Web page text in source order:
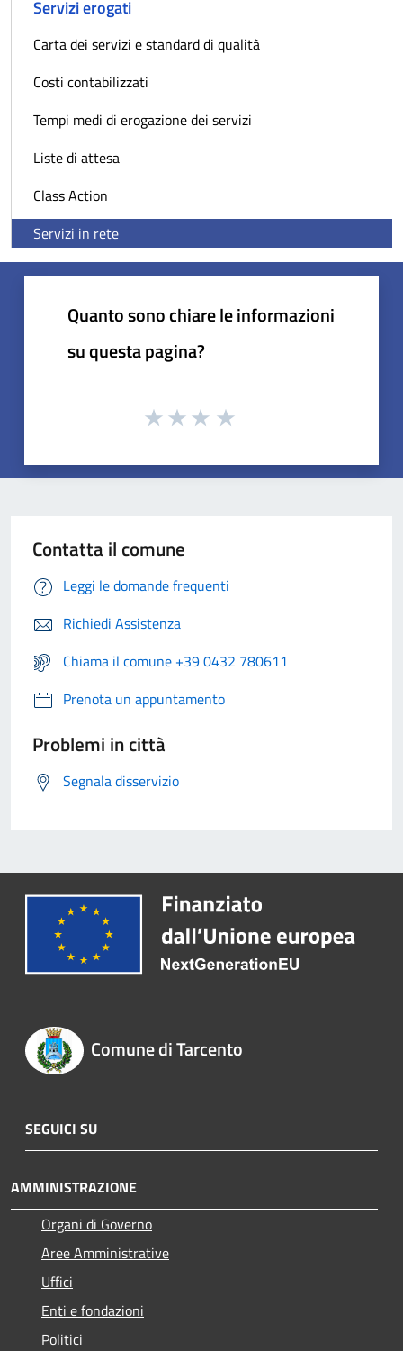
Servizi erogati
Carta dei servizi e standard di qualità
Costi contabilizzati
Tempi medi di erogazione dei servizi
Liste di attesa
Class Action
Servizi in rete
Quanto sono chiare le informazioni
su questa pagina?
Contatta il comune
Leggi le domande frequenti
Richiedi Assistenza
Chiama il comune +39 0432 780611
Prenota un appuntamento
Problemi in città
Segnala disservizio
Comune di Tarcento
SEGUICI SU
AMMINISTRAZIONE
Organi di Governo
Aree Amministrative
Uffici
Enti e fondazioni
Politici